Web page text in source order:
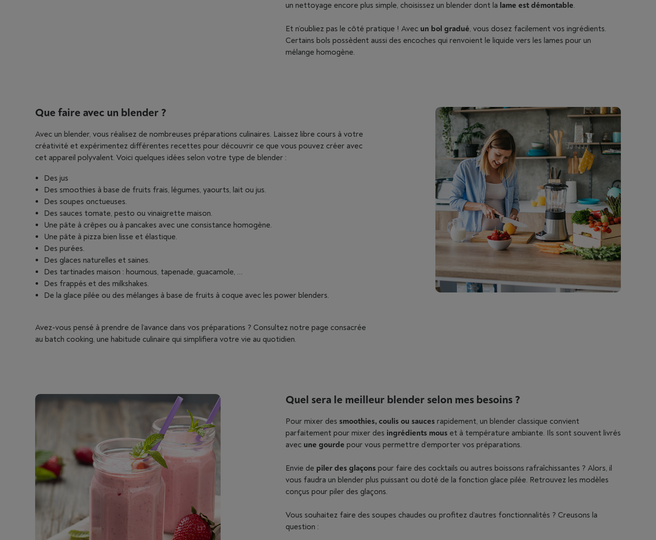
un nettoyage encore plus simple, choisissez un blender dont la lame est démontable.
Et n’oubliez pas le côté pratique ! Avec un bol gradué, vous dosez facilement vos ingrédients.
Certains bols possèdent aussi des encoches qui renvoient le liquide vers les lames pour un
mélange homogène.
Que faire avec un blender ?
Avec un blender, vous réalisez de nombreuses préparations culinaires. Laissez libre cours à votre
créativité et expérimentez différentes recettes pour découvrir ce que vous pouvez créer avec
cet appareil polyvalent. Voici quelques idées selon votre type de blender :
Des jus
Des smoothies à base de fruits frais, légumes, yaourts, lait ou jus.
Des soupes onctueuses.
Des sauces tomate, pesto ou vinaigrette maison.
Une pâte à crêpes ou à pancakes avec une consistance homogène.
Une pâte à pizza bien lisse et élastique.
Des purées.
Des glaces naturelles et saines.
Des tartinades maison : houmous, tapenade, guacamole, …
Des frappés et des milkshakes.
De la glace pilée ou des mélanges à base de fruits à coque avec les power blenders.
Avez-vous pensé à prendre de l’avance dans vos préparations ? Consultez notre page consacrée
au batch cooking, une habitude culinaire qui simplifiera votre vie au quotidien.
Quel sera le meilleur blender selon mes besoins ?
Pour mixer des smoothies, coulis ou saucesrapidement, un blender classique convient
parfaitement pour mixer des ingrédients mouset à température ambiante. Ils sont souvent livrés
avec une gourde pour vous permettre d’emporter vos préparations.
Envie de piler des glaçonspour faire des cocktails ou autres boissons rafraîchissantes ? Alors, il
vous faudra un blender plus puissant ou doté de la fonction glace pilée. Retrouvez les modèles
conçus pour piler des glaçons.
Vous souhaitez faire des soupes chaudes ou profitez d’autres fonctionnalités ? Creusons la
question :